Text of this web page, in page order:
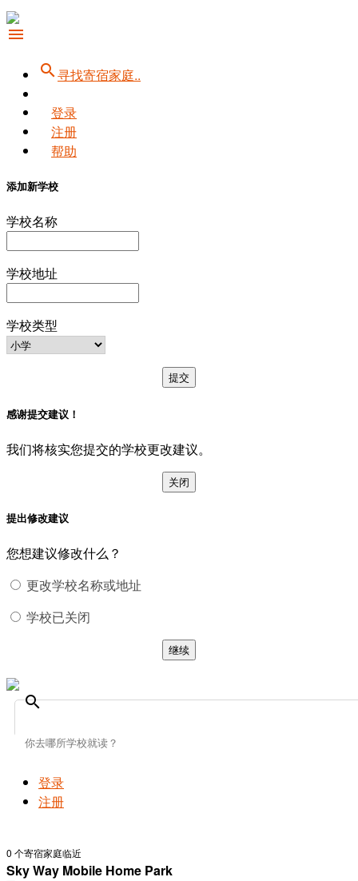
menu
search寻找寄宿家庭..
登录
注册
帮助
添加新学校
学校名称
学校地址
学校类型
提交
感谢提交建议！
我们将核实您提交的学校更改建议。
关闭
提出修改建议
您想建议修改什么？
更改学校名称或地址
学校已关闭
继续
search
登录
注册
0 个寄宿家庭临近
Sky Way Mobile Home Park